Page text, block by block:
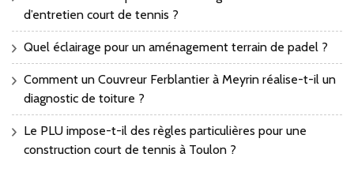
d’entretien court de tennis ?
Quel éclairage pour un aménagement terrain de padel ?
Comment un Couvreur Ferblantier à Meyrin réalise-t-il un
diagnostic de toiture ?
Le PLU impose-t-il des règles particulières pour une
construction court de tennis à Toulon ?